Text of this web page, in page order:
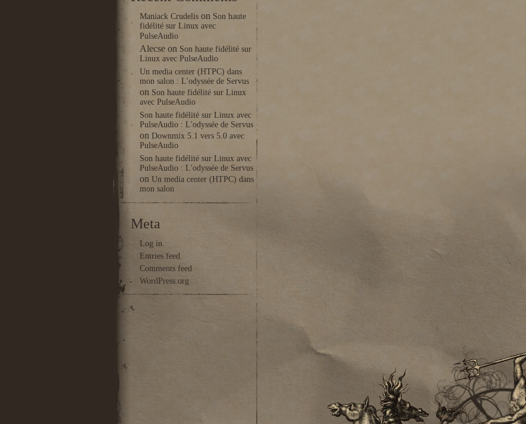
Maniack Crudelison Son haute
fidélité sur Linux avec
PulseAudio
Alecseon Son haute fidélité sur
Linux avec PulseAudio
Un media center (HTPC) dans
mon salon : L'odyssée de Servus
on Son haute fidélité sur Linux
avec PulseAudio
Son haute fidélité sur Linux avec
PulseAudio : L'odyssée de Servus
on Downmix 5.1 vers 5.0 avec
PulseAudio
Son haute fidélité sur Linux avec
PulseAudio : L'odyssée de Servus
on Un media center (HTPC) dans
mon salon
Meta
Log in
Entries feed
Comments feed
WordPress.org